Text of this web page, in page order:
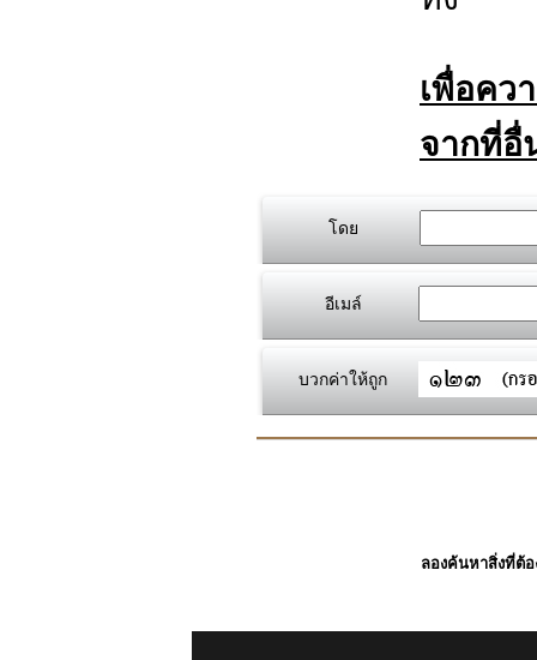
เพื่อคว
จากที่อื่
โดย
อีเมล์
บวกค่าให้ถูก
ลองค้นหาสิ่งที่ต้อ